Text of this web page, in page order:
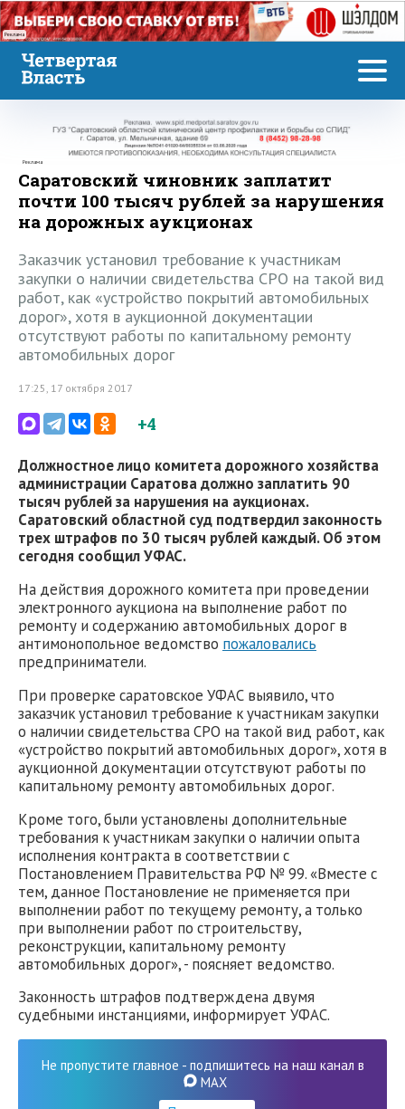
Реклама
Реклама
Саратовский чиновник заплатит
почти 100 тысяч рублей за нарушения
на дорожных аукционах
Заказчик установил требование к участникам
закупки о наличии свидетельства СРО на такой вид
работ, как «устройство покрытий автомобильных
дорог», хотя в аукционной документации
отсутствуют работы по капитальному ремонту
автомобильных дорог
17:25, 17 октября 2017
+4
Должностное лицо комитета дорожного хозяйства
администрации Саратова должно заплатить 90
тысяч рублей за нарушения на аукционах.
Саратовский областной суд подтвердил законность
трех штрафов по 30 тысяч рублей каждый. Об этом
сегодня сообщил УФАС.
На действия дорожного комитета при проведении
электронного аукциона на выполнение работ по
ремонту и содержанию автомобильных дорог в
антимонопольное ведомство пожаловались
предприниматели.
При проверке саратовское УФАС выявило, что
заказчик установил требование к участникам закупки
о наличии свидетельства СРО на такой вид работ, как
«устройство покрытий автомобильных дорог», хотя в
аукционной документации отсутствуют работы по
капитальному ремонту автомобильных дорог.
Кроме того, были установлены дополнительные
требования к участникам закупки о наличии опыта
исполнения контракта в соответствии с
Постановлением Правительства РФ № 99. «Вместе с
тем, данное Постановление не применяется при
выполнении работ по текущему ремонту, а только
при выполнении работ по строительству,
реконструкции, капитальному ремонту
автомобильных дорог», - поясняет ведомство.
Законность штрафов подтверждена двумя
судебными инстанциями, информирует УФАС.
Не пропустите главное - подпишитесь на наш канал в
MAX